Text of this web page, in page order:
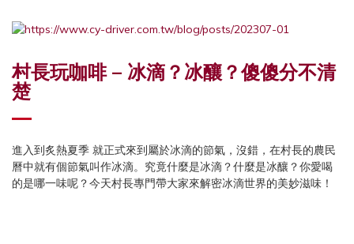
村長玩咖啡 – 冰滴？冰釀？傻傻分不清
楚
進入到炙熱夏季 就正式來到屬於冰滴的節氣，沒錯，在村長的農民
曆中就有個節氣叫作冰滴。究竟什麼是冰滴？什麼是冰釀？你愛喝
的是哪一味呢？今天村長專門帶大家來解密冰滴世界的美妙滋味！